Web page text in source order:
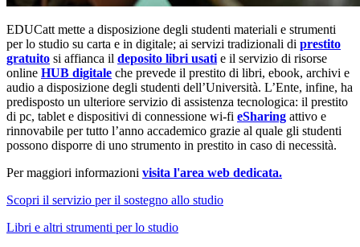
EDUCatt mette a disposizione degli studenti materiali e strumenti
per lo studio su carta e in digitale; ai servizi tradizionali di prestito
gratuito si affianca il deposito libri usati e il servizio di risorse
online HUB digitale che prevede il prestito di libri, ebook, archivi e
audio a disposizione degli studenti dell’Università. L’Ente, infine, ha
predisposto un ulteriore servizio di assistenza tecnologica: il prestito
di pc, tablet e dispositivi di connessione wi-fi eSharing attivo e
rinnovabile per tutto l’anno accademico grazie al quale gli studenti
possono disporre di uno strumento in prestito in caso di necessità.
Per maggiori informazioni visita l'area web dedicata.
Scopri il servizio per il sostegno allo studio
Libri e altri strumenti per lo studio